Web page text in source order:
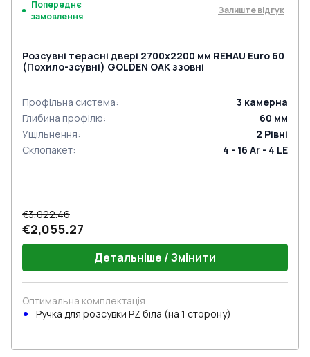
Попереднє
замовлення
Залиште відгук
Розсувні терасні двері 2700x2200 мм REHAU Euro 60
(Похило-зсувні) GOLDEN OAK ззовні
Профільна система: 3 камерна
Глибина профілю: 60 мм
Ущільнення: 2 Рівні
Склопакет: 4 - 16 Ar - 4 LE
€3,022.46
€2,055.27
Детальніше / Змінити
Оптимальна комплектація
Ручкa для розсувки PZ біла (на 1 сторону)